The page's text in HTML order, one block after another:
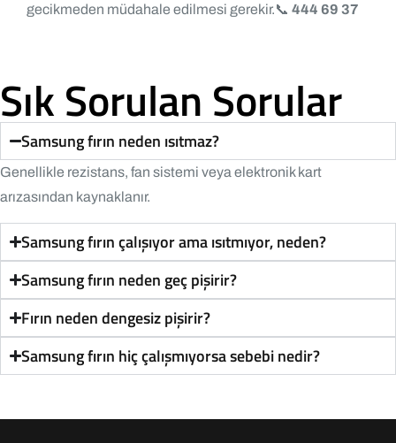
gecikmeden müdahale edilmesi gerekir.📞 444 69 37
Sık Sorulan Sorular
Samsung fırın neden ısıtmaz?
Genellikle rezistans, fan sistemi veya elektronik kart
arızasından kaynaklanır.
Samsung fırın çalışıyor ama ısıtmıyor, neden?
Samsung fırın neden geç pişirir?
Fırın neden dengesiz pişirir?
Samsung fırın hiç çalışmıyorsa sebebi nedir?